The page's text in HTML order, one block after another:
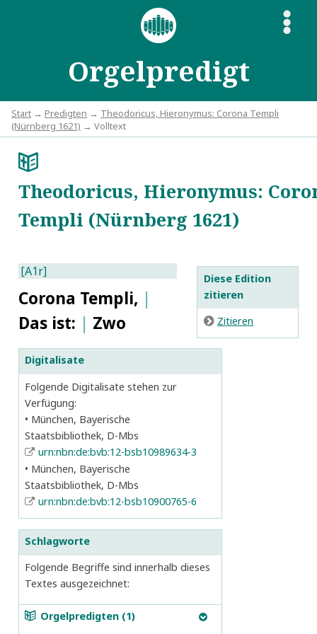
Orgelpredigt
S
Start → Predigten → Theodoricus, Hieronymus: Corona Templi
(Nürnberg 1621) → Volltext
a
Theodoricus, Hieronymus:
Templi (Nürnberg 1621)
Diese Edition
zitieren
E Zitieren
Digitalisate
Folgende Digitalisate stehen zur
Verfügung:
München, Bayerische
Staatsbibliothek, D-Mbs
urn:nbn:de:bvb:12-bsb10989634-3
München, Bayerische
Staatsbibliothek, D-Mbs
urn:nbn:de:bvb:12-bsb10900765-6
Schlagworte
Folgende Begriffe sind innerhalb dieses
Textes ausgezeichnet:
B
aOrgelpredigten (1)
[A1r]
Corona Templi, |
Das ist: | Zwo